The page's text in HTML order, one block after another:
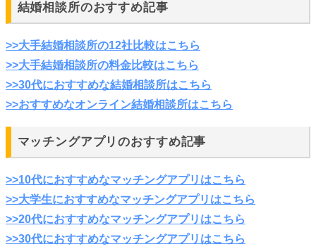
結婚相談所のおすすめ記事
>>大手結婚相談所の12社比較はこちら
>>大手結婚相談所の料金比較はこちら
>>30代におすすめな結婚相談所はこちら
>>おすすめなオンライン結婚相談所はこちら
マッチングアプリのおすすめ記事
>>10代におすすめなマッチングアプリはこちら
>>大学生におすすめなマッチングアプリはこちら
>>20代におすすめなマッチングアプリはこちら
>>30代におすすめなマッチングアプリはこちら